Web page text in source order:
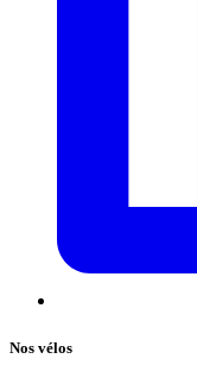
Nos vélos